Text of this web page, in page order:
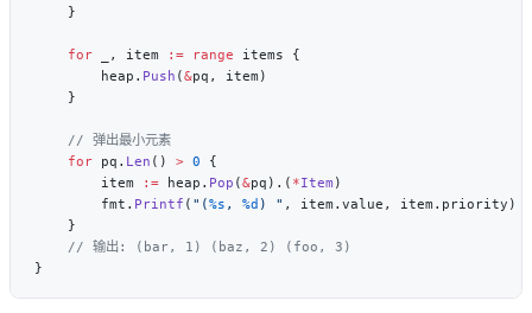
    for
_, item := range
        heap.
Push (&
    for
pq. Len () > 0
        item
:= heap. Pop (&pq).( *Item
        fmt.
Printf ( "(%s , %d ) "